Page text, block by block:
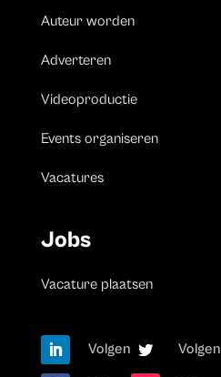
Auteur worden
Adverteren
Videoproductie
Events organiseren
Vacatures
Jobs
Vacature plaatsen
Volgen Volgen